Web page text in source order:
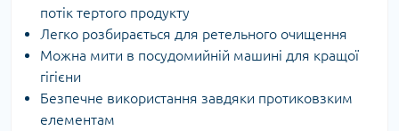
потік тертого продукту
Легко розбирається для ретельного очищення
Можна мити в посудомийній машині для кращої
гігієни
Безпечне використання завдяки протиковзким
елементам